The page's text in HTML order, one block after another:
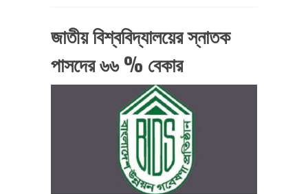
জাতীয় বিশ্ববিদ্যালয়ের স্নাতক
পাসদের ৬৬ % বেকার